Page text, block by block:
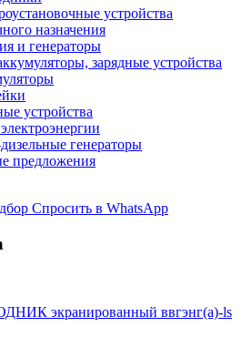
устройства
назначения
и генераторы
зарядные устройства
устройства
генераторы
предложения
Спросить в WhatsApp
экранированный ввгэнг(a)-ls